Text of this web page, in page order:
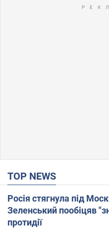
TOP NEWS
Росія стягнула під
Зеленський пообіцяв
протидії